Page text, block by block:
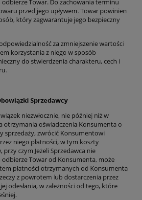
odbierze Towar. Do zachowania terminu
przed jego upływem. Towar powinien
który zagwarantuje jego bezpieczny
za zmniejszenie wartości
korzystania z niego w sposób
do stwierdzenia charakteru, cech i
Sprzedawcy
niezwłocznie, nie później niż w
otrzymania oświadczenia Konsumenta o
sprzedaży, zwrócić Konsumentowi
niego płatności, w tym koszty
czym Jeżeli Sprzedawca nie
odbierze Towar od Konsumenta, może
płatności otrzymanych od Konsumenta
z powrotem lub dostarczenia przez
odesłania, w zależności od tego, które